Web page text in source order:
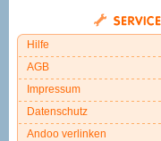
Hilfe
AGB
Impressum
Datenschutz
Andoo verlinken